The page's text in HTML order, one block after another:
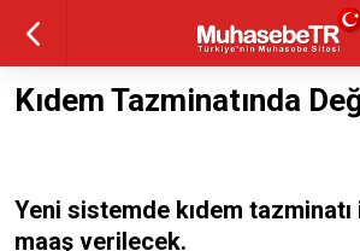
Kıdem Tazminatında
Yeni sistemde kıdem
maaş verilecek.